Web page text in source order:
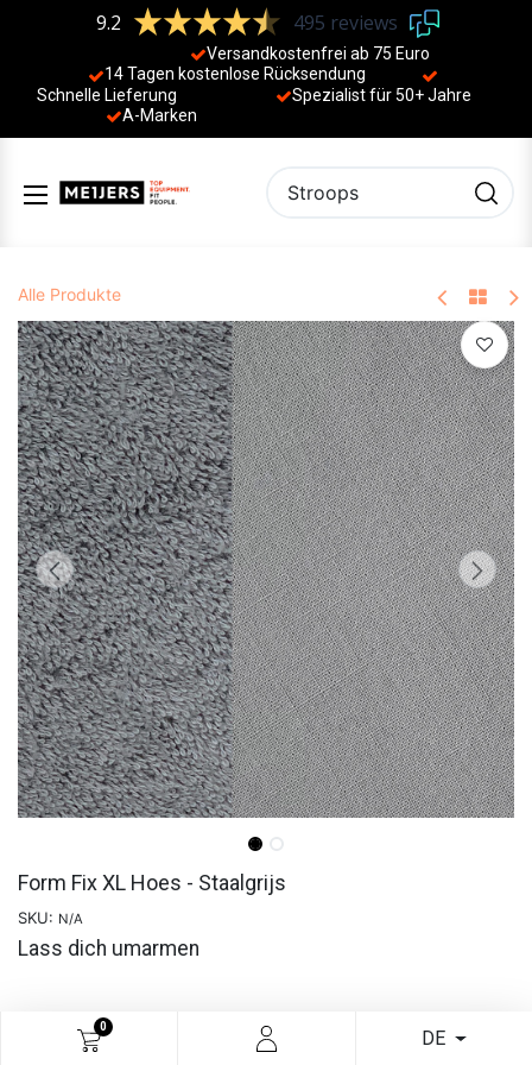
0
DE
9.2 495 reviews
Versandkostenfrei ab 75 Euro
14 Tagen kostenlose Rücksendung
Schnelle Lieferung
Spezialist für 50+ Jahre
A-Marken
Alle Produkte
Form Fix XL Hoes - Staalgrijs
SKU: N/A
Lass dich umarmen
READ MORE